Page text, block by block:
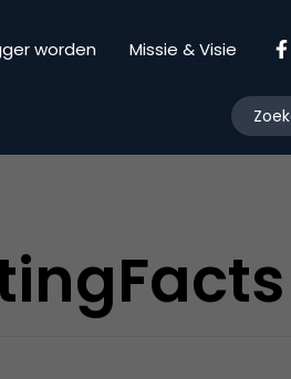
worden Missie & Visie